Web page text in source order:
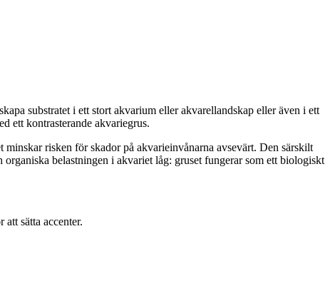
substratet i ett stort akvarium eller akvarellandskap eller även i ett
ett kontrasterande akvariegrus.
risken för skador på akvarieinvånarna avsevärt. Den särskilt
belastningen i akvariet låg: gruset fungerar som ett biologiskt
sätta accenter.